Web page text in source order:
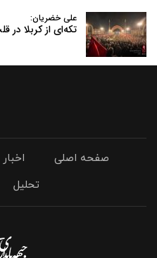
علی خضریان:
تکه‌ای از کربلا در
صفحه اصلی اخبار
تحلیل